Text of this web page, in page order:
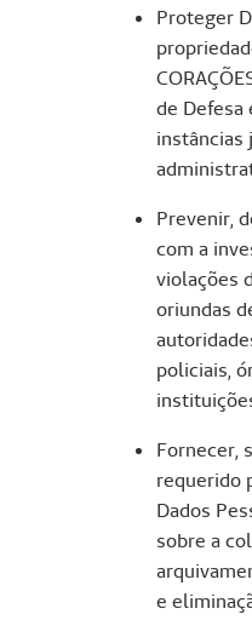
Proteger
de Defesa
instâncias
Prevenir,
com a
violações
oriundas
policiais,
Fornecer,
requerido
Dados
sobre a
e